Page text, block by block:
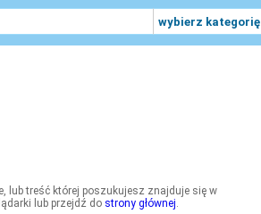
wybierz kategorię
lub treść której poszukujesz znajduje się w
lub przejdź do strony głównej.